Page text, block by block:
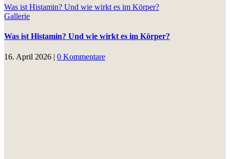
Was ist Histamin? Und wie wirkt es im Körper?
Gallerie
Was ist Histamin? Und wie wirkt es im Körper?
16. April 2026 | 0 Kommentare